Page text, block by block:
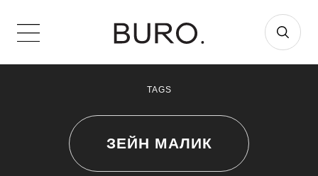
TAGS
ЗЕЙН МАЛИК